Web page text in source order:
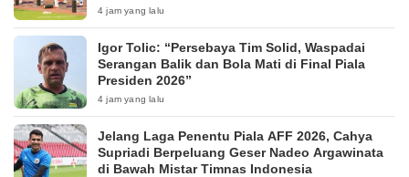
4 jam yang lalu
Igor Tolic: “Persebaya Tim Solid, Waspadai
Serangan Balik dan Bola Mati di Final Piala
Presiden 2026”
4 jam yang lalu
Jelang Laga Penentu Piala AFF 2026, Cahya
Supriadi Berpeluang Geser Nadeo Argawinata
di Bawah Mistar Timnas Indonesia